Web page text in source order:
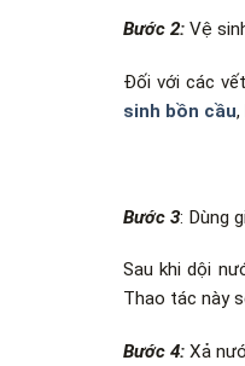
Bước 2: Vệ
Đối với các
sinh bồn cầu,
Bước 3: Dùng
Sau khi dội
Thao tác này
Bước 4: Xả